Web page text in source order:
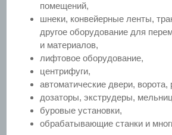
помещений,
шнеки, конвейерные ленты,
другое оборудование для
и материалов,
лифтовое оборудование,
центрифуги,
автоматические двери, ворота,
дозаторы, экструдеры,
буровые установки,
обрабатывающие станки и